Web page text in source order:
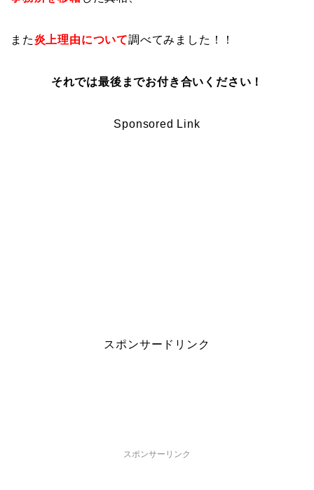
また炎上理由について調べてみました！！
それでは最後までお付き合いください！
Sponsored Link
スポンサードリンク
スポンサーリンク